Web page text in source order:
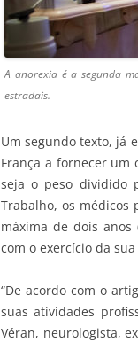
A anorexia é a segunda
estradais.
Um segundo texto, já
França a fornecer um
seja o peso dividido
Trabalho, os médicos
máxima de dois anos
com o exercício da sua
“De acordo com o
suas atividades
Véran, neurologista,